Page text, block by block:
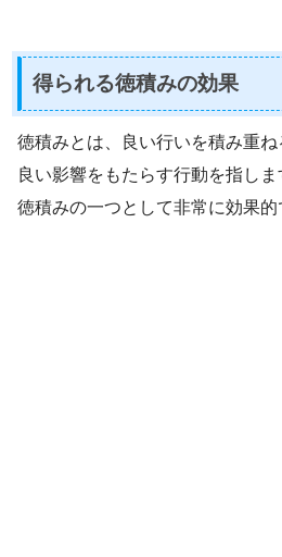
得られる徳積みの効果
徳積みとは、良い行いを積み重
良い影響をもたらす行動を指しま
徳積みの一つとして非常に効果的